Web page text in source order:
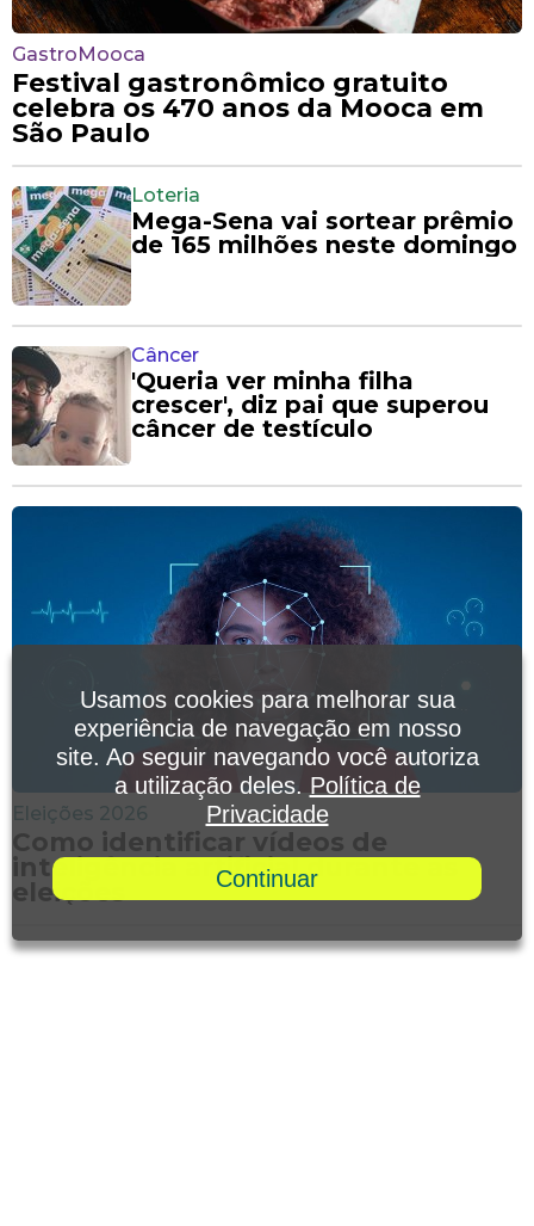
GastroMooca
Festival gastronômico gratuito
celebra os 470 anos da Mooca em
São Paulo
Loteria
Mega-Sena vai sortear prêmio
de 165 milhões neste domingo
Câncer
'Queria ver minha filha
crescer', diz pai que superou
câncer de testículo
Eleições 2026
Como identificar vídeos de
inteligência artificial durante as
eleições
Usamos cookies para melhorar sua
experiência de navegação em nosso
site. Ao seguir navegando você autoriza
a utilização deles. Política de
Privacidade
Continuar